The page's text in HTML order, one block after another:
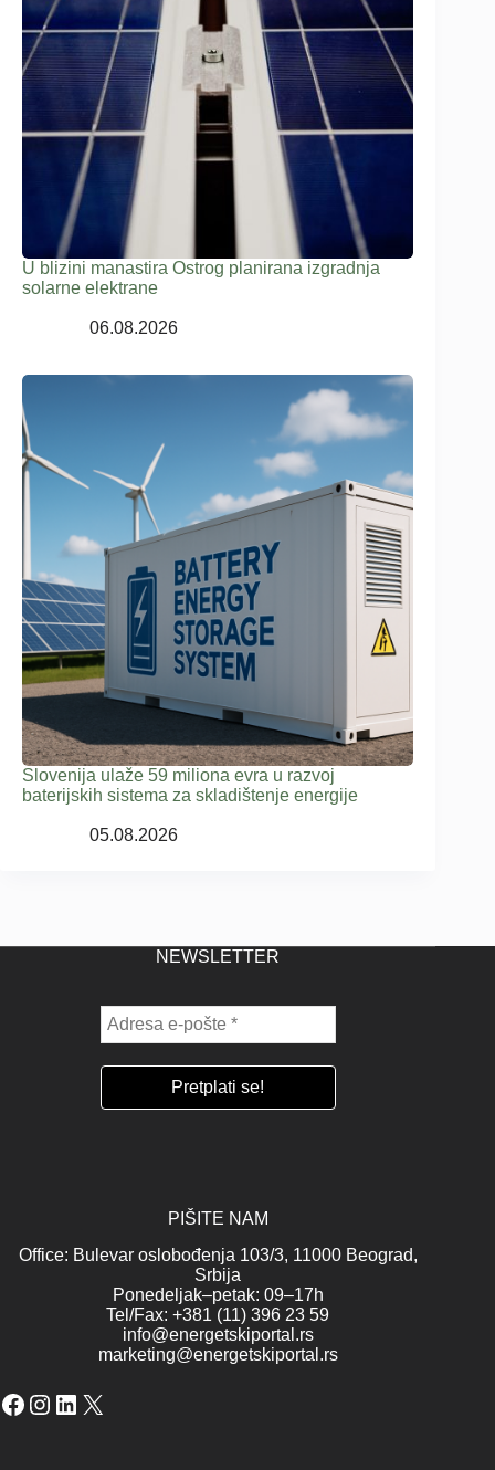
U blizini manastira Ostrog planirana izgradnja
solarne elektrane
06.08.2026
Slovenija ulaže 59 miliona evra u razvoj
baterijskih sistema za skladištenje energije
05.08.2026
NEWSLETTER
PIŠITE NAM
Office: Bulevar oslobođenja 103/3, 11000 Beograd,
Srbija
Ponedeljak–petak: 09–17h
Tel/Fax: +381 (11) 396 23 59
info@energetskiportal.rs
marketing@energetskiportal.rs
Facebook
Instagram
LinkedIn
X